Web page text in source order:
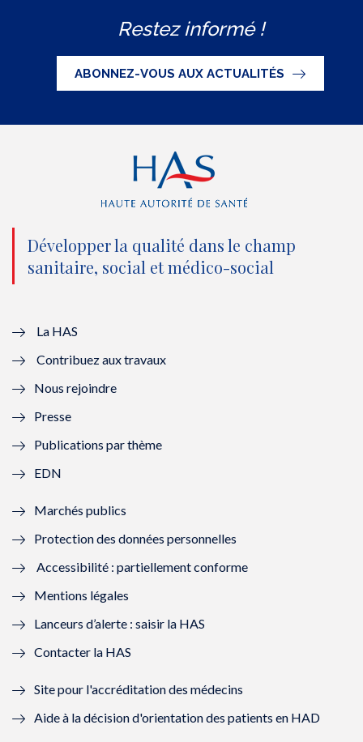
i
t
t
e
n
o
u
l
l
f
n
ê
t
r
e
)
c
e
b
o
o
k
(
n
o
e
e
n
ê
r
)
u
t
u
b
e
(
n
o
u
ê
t
e
n
k
e
d
(
n
o
ê
)
Restez informé !
ABONNEZ-VOUS AUX ACTUALITÉS
Développer la qualité dans le champ
sanitaire, social et médico-social
La HAS
Contribuez aux travaux
Nous rejoindre
Presse
Publications par thème
EDN
Marchés publics
Protection des données personnelles
Accessibilité : partiellement conforme
Mentions légales
Lanceurs d’alerte : saisir la HAS
Contacter la HAS
Site pour l'accréditation des médecins
Aide à la décision d'orientation des patients en HAD